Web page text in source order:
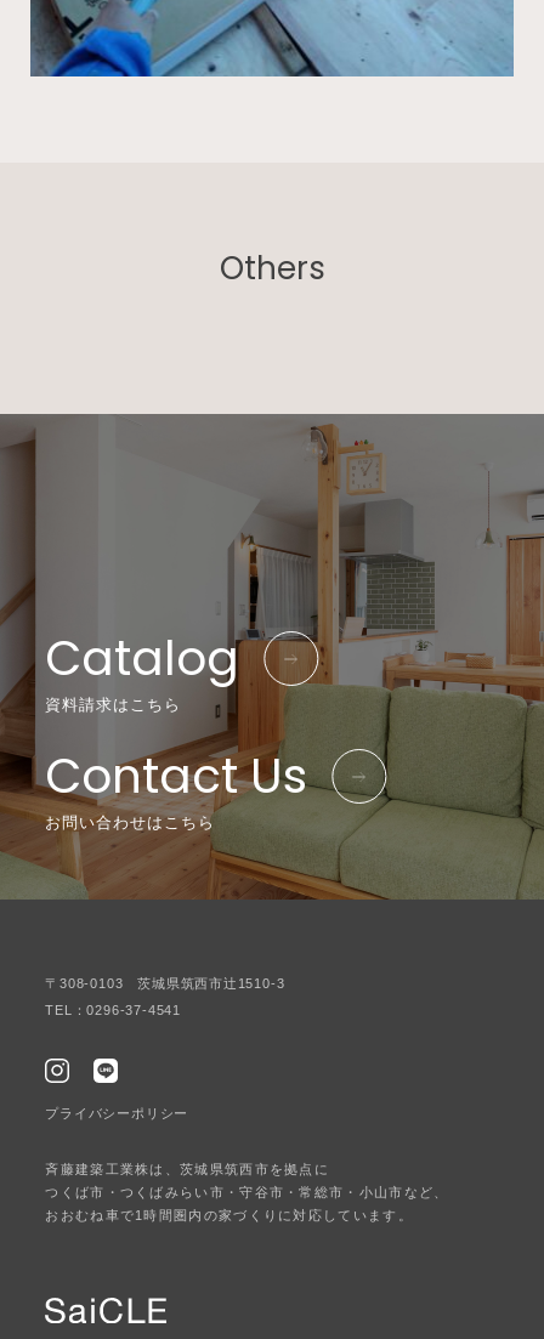
Others
Catalog
資料請求はこちら
Contact Us
お問い合わせはこちら
〒308-0103 茨城県筑西市辻1510-3
TEL：0296-37-4541
プライバシーポリシー
斉藤建築工業株は、茨城県筑西市を拠点に
つくば市・つくばみらい市・守谷市・常総市・小山市など、
おおむね車で1時間圏内の家づくりに対応しています。